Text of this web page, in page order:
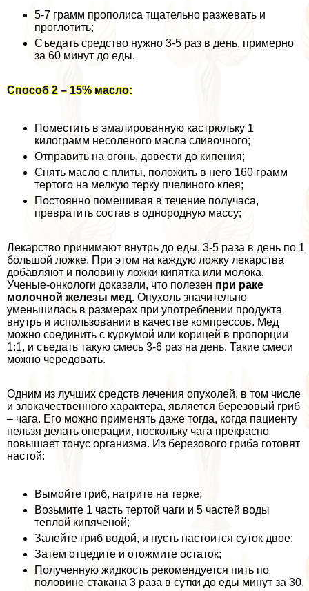
5-7 грамм прополиса тщательно разжевать и
проглотить;
Съедать средство нужно 3-5 раз в день, примерно
за 60 минут до еды.
Способ 2 – 15% масло:
Поместить в эмалированную кастрюльку 1
килограмм несоленого масла сливочного;
Отправить на огонь, довести до кипения;
Снять масло с плиты, положить в него 160 грамм
тертого на мелкую терку пчелиного клея;
Постоянно помешивая в течение получаса,
превратить состав в однородную массу;
Лекарство принимают внутрь до еды, 3-5 раза в день по 1
большой ложке. При этом на каждую ложку лекарства
добавляют и половину ложки кипятка или молока.
Ученые-oнкoлoги доказали, что полезен при paке
молочной железы мед. Опухоль значительно
уменьшилась в размерах при употрeблении продукта
внутрь и использовании в качестве компрессов. Мед
можно соединить с куркумой или корицей в пропорции
1:1, и съедать такую смесь 3-6 раз на день. Такие смеси
можно чередовать.
Одним из лучших средств лечения опухолей, в том числе
и злокачественного хаpaктера, является березовый гриб
– чага. Его можно применять даже тогда, когда пациенту
нельзя делать операции, поскольку чага прекрасно
повышает тонус организма. Из березового гриба готовят
настой:
Вымойте гриб, натрите на терке;
Возьмите 1 часть тертой чаги и 5 частей воды
теплой кипяченой;
Залейте гриб водой, и пусть настоится суток двое;
Затем отцедите и отожмите остаток;
Полученную жидкость рекомендуется пить по
половине стакана 3 раза в сутки до еды минут за 30.